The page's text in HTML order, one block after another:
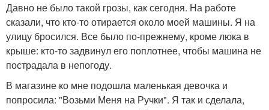
Давно не было такой грозы, как сегодня. На работе
сказали, что кто-то отирается около моей машины. Я на
улицу бросился. Все было по-прежнему, кроме люка в
крыше: кто-то задвинул его поплотнее, чтобы машина не
пострадала в непогоду.
В магазине ко мне подошла маленькая девочка и
попросила: "Возьми Меня на Ручки". Я так и сделала,